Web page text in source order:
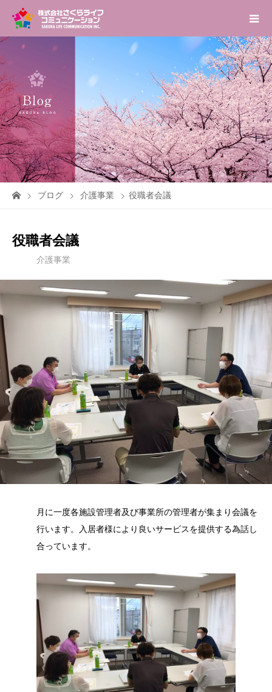
ブログ 介護事業 役職者会議
役職者会議
介護事業
月に一度各施設管理者及び事業所の管理者が集まり会議を
行います。入居者様により良いサービスを提供する為話し
合っています。